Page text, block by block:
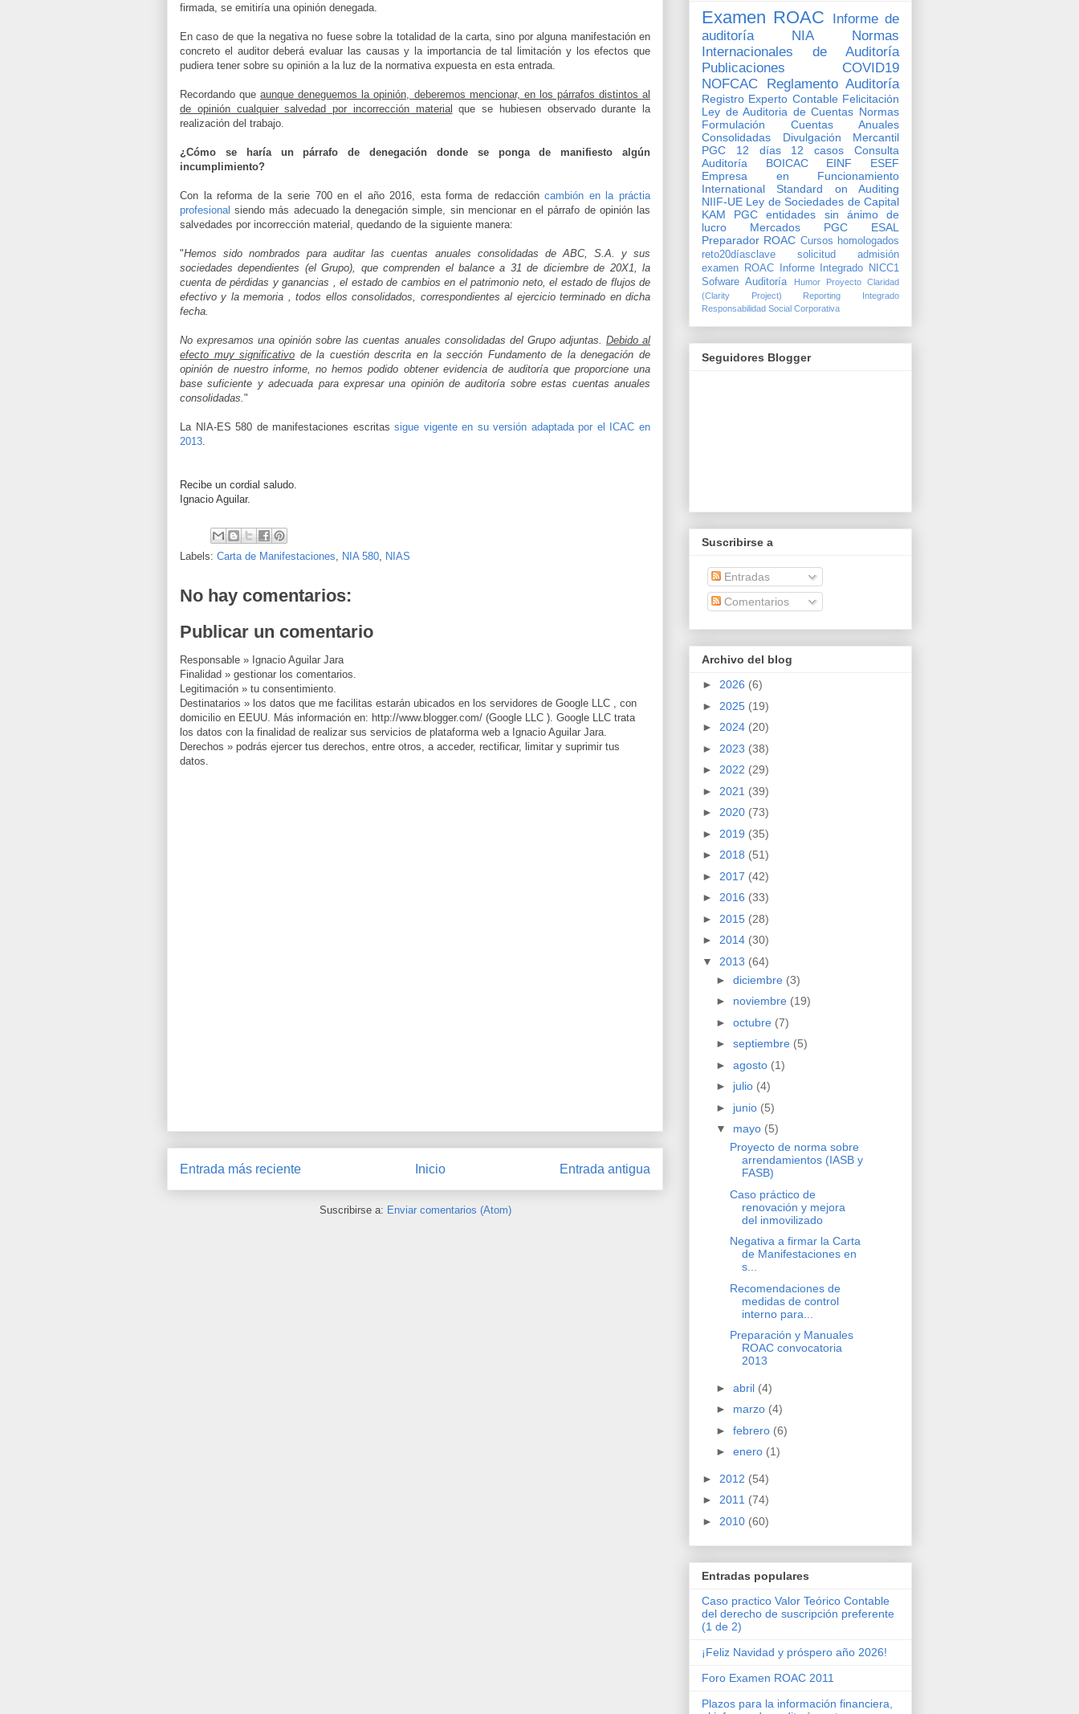
firmada, se emitiría una opinión denegada.
En caso de que la negativa no fuese sobre la totalidad de la carta, sino por alguna manifestación en
concreto el auditor deberá evaluar las causas y la importancia de tal limitación y los efectos que
pudiera tener sobre su opinión a la luz de la normativa expuesta en esta entrada.
Recordando queaunque deneguemos la opinión, deberemos mencionar, en los párrafos distintos al
de opinión cualquier salvedad por incorrección material
que se hubiesen observado durante la
realización del trabajo.
¿Cómo se haría un párrafo de denegación donde se ponga de manifiesto algún
incumplimiento?
Con la reforma de la serie 700 en el año 2016, esta forma de redaccióncambión en la práctia
profesional siendo más adecuado la denegación simple, sin mencionar en el párrafo de opinión las
salvedades por incorrección material, quedando de la siguiente manera:
"Hemos sido nombrados para auditar las cuentas anuales consolidadas de ABC, S.A. y sus
sociedades dependientes (el Grupo), que comprenden el balance a 31 de diciembre de 20X1, la
cuenta de pérdidas y ganancias , el estado de cambios en el patrimonio neto, el estado de flujos de
efectivo y la memoria , todos ellos consolidados, correspondientes al ejercicio terminado en dicha
fecha.
No expresamos una opinión sobre las cuentas anuales consolidadas del Grupo adjuntas. Debido al
efecto muy significativo de la cuestión descrita en la sección Fundamento de la denegación de
opinión de nuestro informe, no hemos podido obtener evidencia de auditoría que proporcione una
base suficiente y adecuada para expresar una opinión de auditoría sobre estas cuentas anuales
consolidadas. "
La NIA-ES 580 de manifestaciones escritassigue vigente en su versión adaptada por el ICAC en
2013
Recibe un cordial saludo.
Ignacio Aguilar.
Labels: Carta de Manifestaciones NIA 580 NIAS
No hay comentarios:
Publicar un comentario
Responsable » Ignacio Aguilar Jara
Finalidad » gestionar los comentarios.
Legitimación » tu consentimiento.
Destinatarios » los datos que me facilitas estarán ubicados en los servidores de Google LLC , con
domicilio en EEUU. Más información en: http://www.blogger.com/ (Google LLC ). Google LLC trata
los datos con la finalidad de realizar sus servicios de plataforma web a Ignacio Aguilar Jara.
Derechos » podrás ejercer tus derechos, entre otros, a acceder, rectificar, limitar y suprimir tus
datos.
Entrada más reciente Entrada antigua
Inicio
Suscribirse a: Enviar comentarios (Atom)
Examen ROAC
Informe de
auditoría
NIA
Normas
Internacionales de Auditoría
Publicaciones
COVID19
NOFCAC
Reglamento Auditoría
Registro Experto Contable Felicitación
Ley de Auditoria de Cuentas Normas
Formulación Cuentas Anuales
Consolidadas
Divulgación Mercantil
PGC
12 días 12 casos
Consulta
Auditoría BOICAC
EINF
ESEF
Empresa en Funcionamiento
International Standard on Auditing
NIIF-UE Ley de Sociedades de Capital
KAM
PGC entidades sin ánimo de
lucro
Mercados
PGC ESAL
Preparador ROAC Cursos homologados
reto20díasclave
solicitud admisión
examen ROAC
Informe Integrado
NICC1
Sofware Auditoría
Humor
Proyecto Claridad
(Clarity Project)
Reporting Integrado
Responsabilidad Social Corporativa
Seguidores Blogger
Suscribirse a
Entradas
Comentarios
Archivo del blog
► 2026 (6)
► 2025 (19)
► 2024 (20)
► 2023 (38)
► 2022 (29)
► 2021 (39)
► 2020 (73)
► 2019 (35)
► 2018 (51)
► 2017 (42)
► 2016 (33)
► 2015 (28)
► 2014 (30)
▼ 2013 (64)
► diciembre (3)
► noviembre (19)
► octubre (7)
► septiembre (5)
► agosto (1)
► julio (4)
► junio (5)
▼ mayo (5)
Proyecto de norma sobre
arrendamientos (IASB y
FASB)
Caso práctico de
renovación y mejora
del inmovilizado
Negativa a firmar la Carta
de Manifestaciones en
s...
Recomendaciones de
medidas de control
interno para...
Preparación y Manuales
ROAC convocatoria
2013
► abril (4)
► marzo (4)
► febrero (6)
► enero (1)
► 2012 (54)
► 2011 (74)
► 2010 (60)
Entradas populares
Caso practico Valor Teórico Contable
del derecho de suscripción preferente
(1 de 2)
¡Feliz Navidad y próspero año 2026!
Foro Examen ROAC 2011
Plazos para la información financiera,